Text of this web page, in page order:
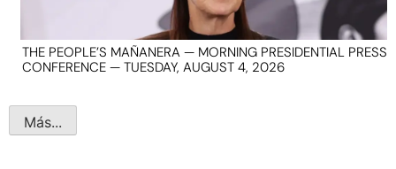
THE PEOPLE’S MAÑANERA — MORNING PRESIDENTIAL PRESS
CONFERENCE — TUESDAY, AUGUST 4, 2026
Más...